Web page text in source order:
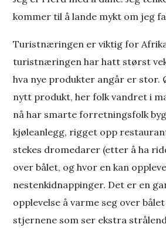
kommer til å lande mykt om jeg
Turistnæringen er viktig for
turistnæringen har hatt størst
hva nye produkter angår er stor.
nytt produkt, her folk vandret i
nå har smarte forretningsfolk
kjøleanlegg, rigget opp
stekes dromedarer (etter å ha
over bålet, og hvor en kan oppleve
nestenkidnappinger. Det er en
opplevelse å varme seg over
stjernene som ser ekstra